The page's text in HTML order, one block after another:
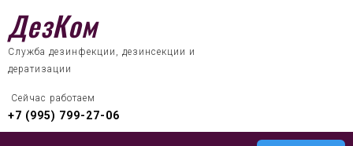
ДезКом
Служба дезинфекции, дезинсекции и
дератизации
Сейчас работаем
+7 (995) 799-27-06